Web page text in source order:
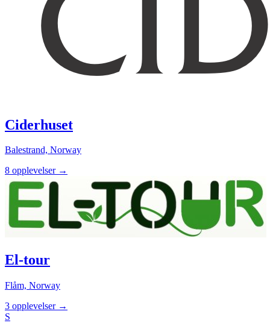
Ciderhuset
Balestrand, Norway
8 opplevelser →
El-tour
Flåm, Norway
3 opplevelser →
S